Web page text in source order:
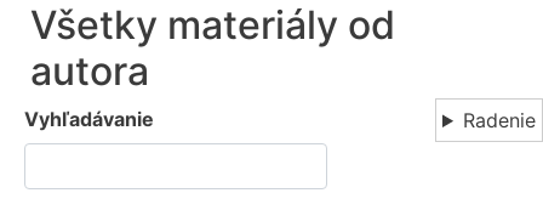
Všetky materiály od
autora
Vyhľadávanie Radenie